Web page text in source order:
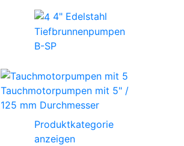
4" Edelstahl
Tiefbrunnenpumpen
B-SP
Tauchmotorpumpen mit 5" /
125 mm Durchmesser
Produktkategorie
anzeigen